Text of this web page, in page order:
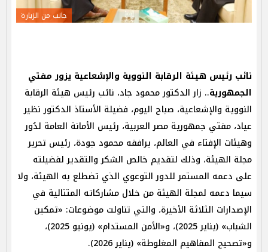
جانب من الزيارة
نائب رئيس هيئة الرقابة النووية والإشعاعية يزور مفتي
الجمهورية.. زار الدكتور محمود جاد، نائب رئيس هيئة الرقابة
النووية والإشعاعية، صباح اليوم، فضيلة الأستاذ الدكتور نظير
عياد، مفتي جمهورية مصر العربية، رئيس الأمانة العامة لدُور
وهيئات الإفتاء في العالم، يرافقه محمود جودة، رئيس تحرير
مجلة الهيئة، وذلك لتقديم خالص الشكر والتقدير لفضيلته
على دعمه المستمر للدور التوعوي الذي تضطلع به الهيئة، ولا
سيما دعمه لمجلة الهيئة من خلال مشاركاته المتتالية في
الإصدارات الثلاثة الأخيرة، والتي تناولت موضوعات: «تمكين
الشباب» (يناير 2025)، و«الأمن المستدام» (يونيو 2025)،
و«تصحيح المفاهيم المغلوطة» (يناير 2026).